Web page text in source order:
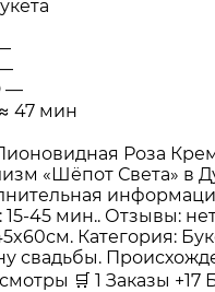
—
≈ 47 мин
Роза
«Шёпот Света» в
15-45 мин.. Отзывы:
Категория:
свадьбы.
🛒 1 Заказы +17